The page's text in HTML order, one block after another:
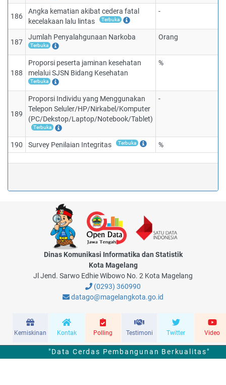
186
Angka kematian akibat cedera fatal
kecelakaan lalu lintas
Terbuka
-
187
Jumlah Penyalahgunaan Narkoba
Terbuka
Orang
188
Proporsi peserta jaminan kesehatan
melalui SJSN Bidang Kesehatan
Terbuka
%
189
Proporsi Individu yang Menggunakan
Telepon Seluler/HP/Nirkabel/Komputer
(PC/Dekstop/Laptop/Notebook/Tablet)
Terbuka
-
190 Survey Penilaian Integritas Terbuka %
Dinas Komunikasi Informatika dan Statistik
Kota Magelang
Jl Jend. Sarwo Edhie Wibowo No. 2 Kota Magelang
(0293) 360990
datago@magelangkota.go.id
Kemiskinan Kontak Polling Testimoni Twitter Video
"Data Cerdas Pembangunan Berkualitas"